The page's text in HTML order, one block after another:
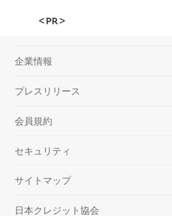
＜PR＞
企業情報
プレスリリース
会員規約
セキュリティ
サイトマップ
日本クレジット協会